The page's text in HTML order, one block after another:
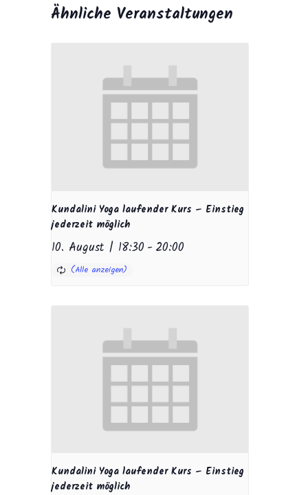
Ähnliche Veranstaltungen
Kundalini Yoga laufender Kurs – Einstieg
jederzeit möglich
10. August | 18:30 -20:00
Kundalini Yoga laufender Kurs – Einstieg
jederzeit möglich